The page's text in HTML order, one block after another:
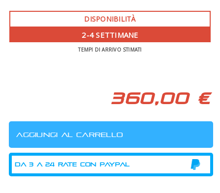
DISPONIBILITÀ
2-4 SETTIMANE
TEMPI DI ARRIVO STIMATI
360,00 €